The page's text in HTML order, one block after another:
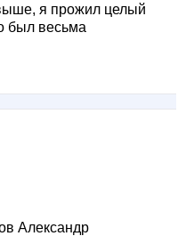
я прожил целый
был весьма
Александр